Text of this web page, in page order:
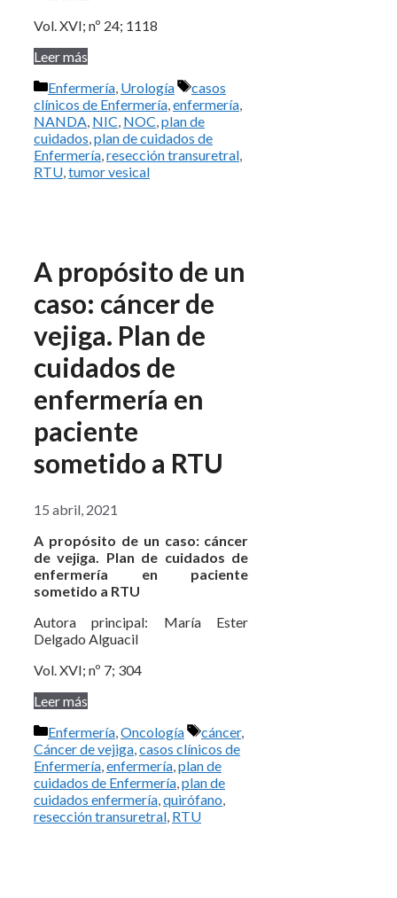
Vol. XVI; nº 24; 1118
Leer más
Categorías
Enfermería, Urología Etiquetas
casos
clínicos de Enfermería,enfermería,
NANDA, NIC, NOC,plan de
cuidados,plan de cuidados de
Enfermería,resección transuretral,
RTU,tumor vesical
A propósito de un
caso: cáncer de
vejiga. Plan de
cuidados de
enfermería en
paciente
sometido a RTU
15 abril, 2021
A propósito de un caso: cáncer
de vejiga. Plan de cuidados de
enfermería en paciente
sometido a RTU
Autora principal: María Ester
Delgado Alguacil
Vol. XVI; nº 7; 304
Leer más
Categorías
Enfermería Oncología Etiquetas
cáncer,
Cáncer de vejiga casos clínicos de
Enfermería enfermería plan de
cuidados de Enfermería plan de
cuidados enfermería quirófano
resección transuretral RTU